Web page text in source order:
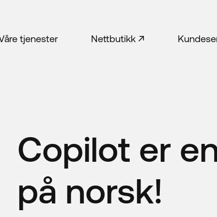
tjenester Nettbutikk
Copilot er
på norsk!